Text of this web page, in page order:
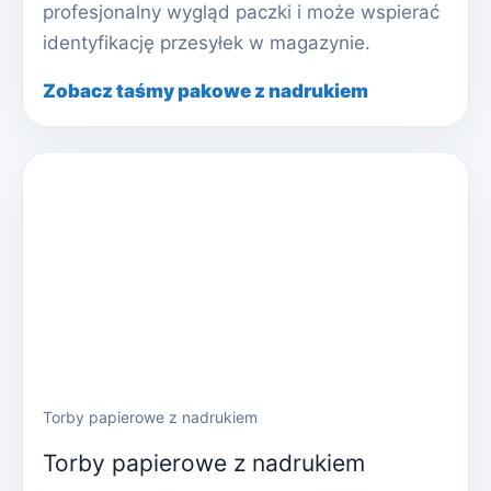
profesjonalny wygląd paczki i może wspierać
identyfikację przesyłek w magazynie.
Zobacz taśmy pakowe z nadrukiem
Torby papierowe z nadrukiem
Torby papierowe z nadrukiem